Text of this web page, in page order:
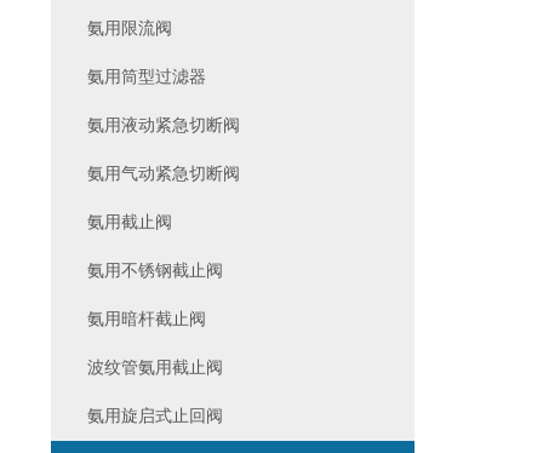
氨用限流阀
氨用筒型过滤器
氨用液动紧急切断阀
氨用气动紧急切断阀
氨用截止阀
氨用不锈钢截止阀
氨用暗杆截止阀
波纹管氨用截止阀
氨用旋启式止回阀